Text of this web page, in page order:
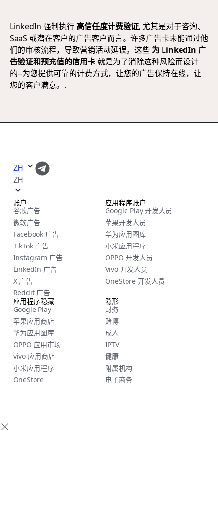
LinkedIn 强制执行 高信任度计费验证, 尤其是对于咨询、
SaaS 或潜在客户的广告客户而言。许多广告卡未能通过他
们的审核流程，导致营销活动延误。这些 为 LinkedIn 广
告验证和预充值的信用卡就是为了消除这种风险而设计
的--为您提供可靠的计费方式，让您的广告保持在线，让
您的客户满意。.
ZH
ZH
账户
谷歌广告
微软广告
Facebook 广告
TikTok 广告
Instagram 广告
LinkedIn 广告
X 广告
Reddit 广告
隐形
财务
赌博
成人
IPTV
健康
附属机构
电子商务
应用程序账户
Google Play 开发人员
苹果开发人员
华为应用图库
小米应用程序
OPPO 开发人员
Vivo 开发人员
OneStore 开发人员
应用程序隐藏
Google Play
苹果应用商店
华为应用图库
OPPO 应用市场
vivo 应用商店
小米应用程序
OneStore